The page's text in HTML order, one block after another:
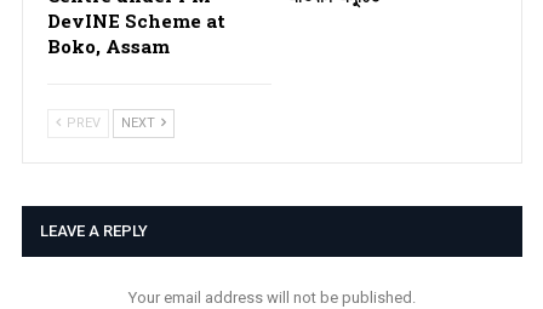
DevINE Scheme at
Boko, Assam
PREV NEXT
LEAVE A REPLY
Your email address will not be published.